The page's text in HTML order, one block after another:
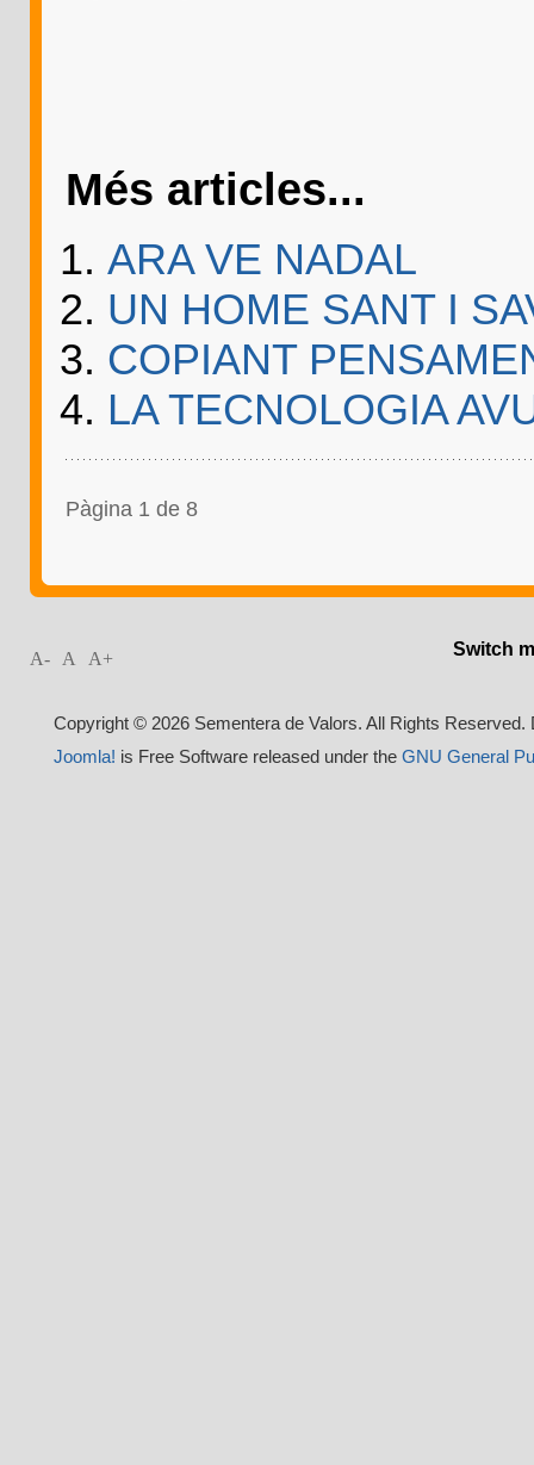
Més articles...
ARA VE NADAL
UN HOME SANT I
COPIANT
LA TECNOLOGIA
Pàgina 1 de 8
A- A A+ Switch
Copyright © 2026 Sementera de Valors. All Rights
Joomla! is Free Software released under the GNU General